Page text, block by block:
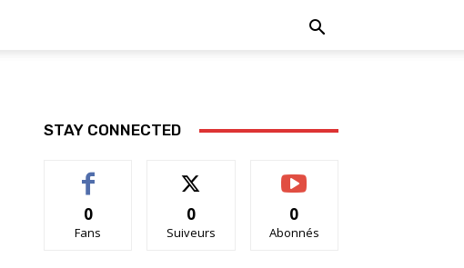
STAY CONNECTED
0
Fans
0
Suiveurs
0
Abonnés